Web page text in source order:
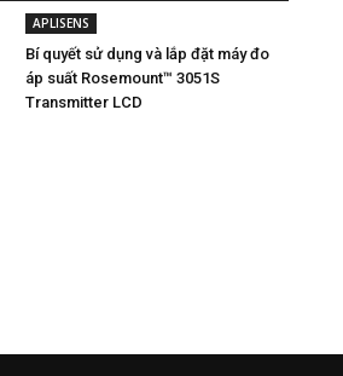
APLISENS
Bí quyết sử dụng và lắp đặt máy đo
áp suất Rosemount™ 3051S
Transmitter LCD